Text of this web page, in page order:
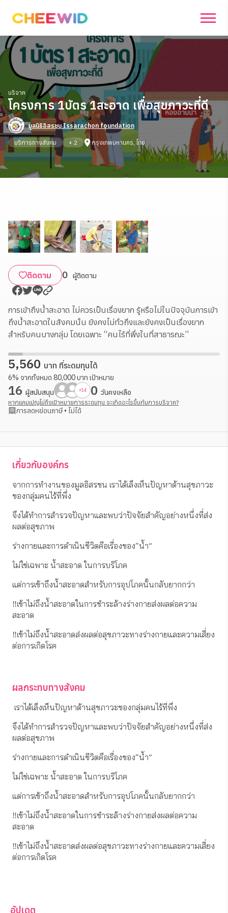
บริจาค
โครงการ 1บัตร 1สะอาด เพื่อสุขภาวะที่ดี
มูลนิธิอิสรชน Issarachon foundation
บริการทางสังคม + 2 กรุงเทพมหานคร, ไทย
โครง
สิ้นสุด
ติดตาม 0 ผู้ติดตาม
การเข้าถึงน้ำสะอาด ไม่ควรเป็นเรื่องยาก รู้หรือไม่ในปัจจุบันการเข้า
ถึงน้ำสะอาดในสังคมนั้น ยังคงไม่ทั่วถึงและยังคงเป็นเรื่องยาก
สำหรับคนบางกลุ่ม โดยเฉพาะ “คนไร้ที่พึ่งในที่สาธารณะ”
5,560 บาท ที่ระดมทุนได้
6% จากทั้งหมด 80,000บาท เป้าหมาย
16 ผู้สนับสนุน +14 0 วันคงเหลือ
หากแคมเปญไม่ถึงเป้าหมายการระดมทุน จะเกิดอะไรขึ้นกับการบริจาค?
การลดหย่อนภาษี • ไม่ได้
เกี่ยวกับองค์กร
จากการทำงานของมูลอิสรชน เราได้เล็งเห็นปัญหาด้านสุขภาวะ
ของกลุ่มคนไร้ที่พึ่ง
จึงได้ทำการสำรวจปัญหาและพบว่าปัจจัยสำคัญอย่างหนึ่งที่ส่ง
ผลต่อสุขภาพ
ร่างกายและการดำเนินชีวิตคือเรื่องของ“น้ำ”
ไม่ใช่เฉพาะ น้ำสะอาด ในการบริโภค
แต่การเข้าถึงน้ำสะอาดสำหรับการอุปโภคนั้นกลับยากกว่า
‼️เข้าไม่ถึงน้ำสะอาดในการชำระล้างร่างกายส่งผลต่อความ
สะอาด
‼️เข้าไม่ถึงน้ำสะอาดส่งผลต่อสุขภาวะทางร่างกายและความเสี่ยง
ต่อการเกิดโรค
ดังนั้นเราจึงต้องการช่วยเหลือและสะท้อนปัญหาเรื่อง“น้ำ
ที่ซุกซ่อนอยู่ในสังคมเมือง ผ่าน ”โครงการ 1บัตร 1สะอาด เพื่อสุข
ภาวะที่ดี“
✅สนับสนุนคูปองอาบน้ำเพื่อคนไร้ที่พึ่ง
ในการเข้าถึงน้ำสะอาดและมีสุขภาวะที่ดี(SDG3,SDG6)
.
เราจึงขอเชิญชวนทุกท่านมาร่วมกันเป็นส่วนหนึ่งในการขับ
เคลื่อนโครงการด้านสังคมด้านความยั่งยืน เพื่อส่งเสริมการเข้าถึง
ผลกระทบทางสังคม
เราได้เล็งเห็นปัญหาด้านสุขภาวะของกลุ่มคนไร้ที่พึ่ง
จึงได้ทำการสำรวจปัญหาและพบว่าปัจจัยสำคัญอย่างหนึ่งที่ส่ง
ผลต่อสุขภาพ
ร่างกายและการดำเนินชีวิตคือเรื่องของ“น้ำ”
ไม่ใช่เฉพาะ น้ำสะอาด ในการบริโภค
แต่การเข้าถึงน้ำสะอาดสำหรับการอุปโภคนั้นกลับยากกว่า
‼️เข้าไม่ถึงน้ำสะอาดในการชำระล้างร่างกายส่งผลต่อความ
สะอาด
‼️เข้าไม่ถึงน้ำสะอาดส่งผลต่อสุขภาวะทางร่างกายและความเสี่ยง
ต่อการเกิดโรค
กาย ลดการแพร่เชื้อ ไม่ขับถ่ายในที่สาธารณะ
อัปเดต